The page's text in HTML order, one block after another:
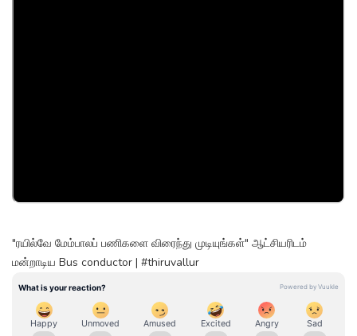
"ரயில்வே மேம்பாலப் பணிகளை விரைந்து முடியுங்கள்" ஆட்சியரிடம்
மன்றாடிய Bus conductor | #thiruvallur